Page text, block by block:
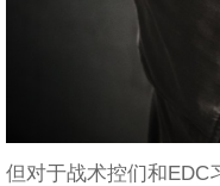
但对于战术控们和EDC